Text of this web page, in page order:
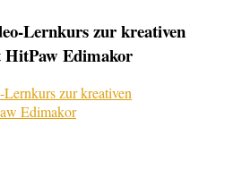
Lernkurs zur kreativen
Edimakor